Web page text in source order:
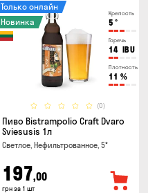
Крепость
5 °
Горечь
14 IBU
Плотность
11 %
(0)
Только онлайн
Новинка
Пиво Bistrampolio Craft Dvaro
Sviesusis 1л
Светлое, Нефильтрованное, 5°
197,00
грн за 1 шт